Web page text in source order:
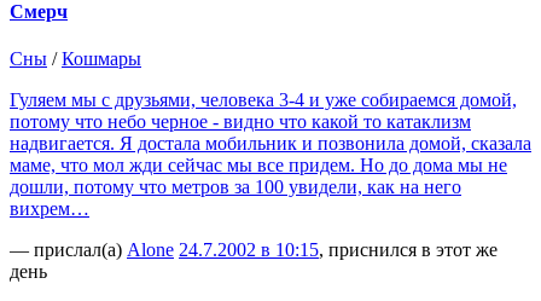
Смерч
Сны /Кошмары
Гуляем мы с друзьями, человека 3-4 и уже собираемся домой,
потому что небо черное - видно что какой то катаклизм
надвигается. Я достала мобильник и позвонила домой, сказала
маме, что мол жди сейчас мы все придем. Но до дома мы не
дошли, потому что метров за 100 увидели, как на него
вихрем…
— прислал(а) Alone 24.7.2002 в 10:15, приснился в этот же
день